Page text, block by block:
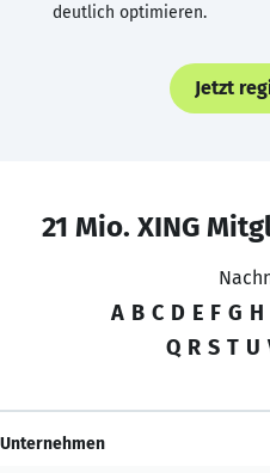
deutlich optimieren.
Jetzt
21 Mio. XING
A B C D E F G H
Q R S T U
Unternehmen